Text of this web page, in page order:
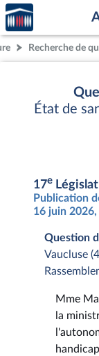
Aller au contenu
Aller en bas de la
Accèder
à la
page
d'accueilRecherche de
État de
17e
Publication
16 juin
Question
Vaucluse (4
Mme
la